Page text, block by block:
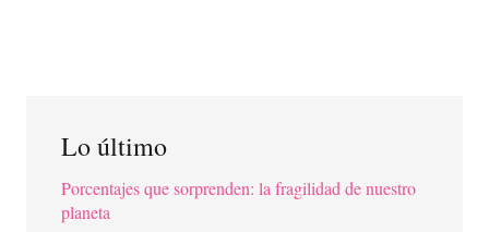
Lo último
Porcentajes que sorprenden: la fragilidad de nuestro
planeta